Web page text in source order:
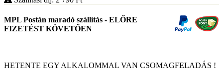
MPL Postán maradó szállítás - ELŐRE
FIZETÉST KÖVETŐEN
HETENTE EGY ALKALOMMAL VAN CSOMAGFELADÁS !